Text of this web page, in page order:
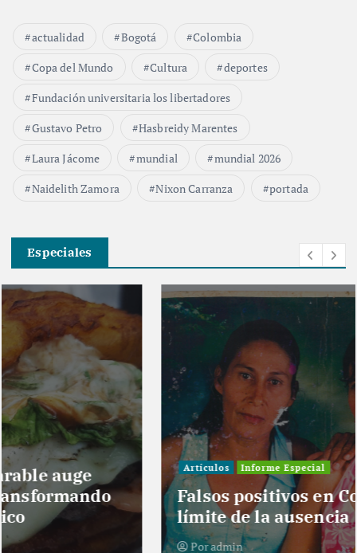
actualidad Bogotá
Colombia
Copa del Mundo
Cultura
deportes
Fundación universitaria los libertadores
Gustavo Petro
Hasbreidy Marentes
Laura Jácome
mundial
mundial 2026
Naidelith Zamora
Nixon Carranza portada
Especiales
Artículos Informe Especial
Falsos positivos en Colombia: en el
límite de la ausencia